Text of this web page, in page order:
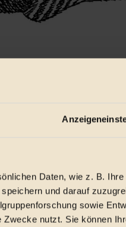
Daten, wie z. B.
und darauf
sowie
nutzt. Sie können